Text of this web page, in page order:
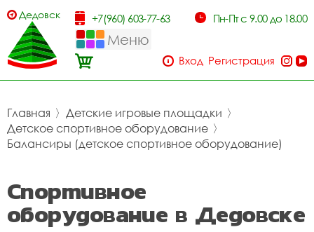
Дедовск +7(960) 603-77-63 Пн-Пт с 9.00 до 18.00
Меню
Вход Регистрация
Главная 〉 Детские игровые площадки 〉
Детское спортивное оборудование 〉
Балансиры (детское спортивное оборудование)
Спортивное
оборудование в Дедовске